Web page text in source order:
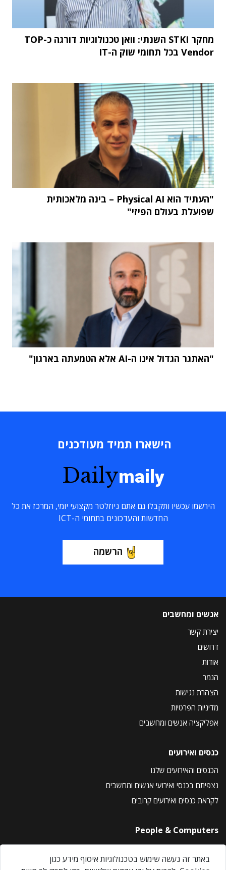
מחקר STKI השנתי: וואן טכנולוגיות דורגה כ-TOP
Vendor בכל תחומי שוק ה-IT
"העתיד הוא Physical AI – בינה מלאכותית
שפועלת בעולם הפיזי"
"האתגר הגדול אינו ה-AI אלא הטמעתה בארגון"
הישארו תמיד מעודכנים
Dailymaily
הירשמו עכשיו ותקבלו גם אתם ניוזלטר מקצועי יומי, המרכז את כל
החדשות והעדכונים בתחומי ה-ICT
הרשמה
אנשים ומחשבים
יצירת קשר
דרושים
אודות
הנמר
הצהרת נגישות
מדיניות הפרטיות
אפליקציה אנשים ומחשבים
כנסים ואירועים
הכנסים והאירועים שלנו
נצפיתם בכנסי ואירועי אנשים ומחשבים
לקראת כנסים ואירועים קרובים
People & Computers
About Us
Privacy Policy
באתר זה נעשה שימוש בטכנולוגיות איסוף מידע כגון